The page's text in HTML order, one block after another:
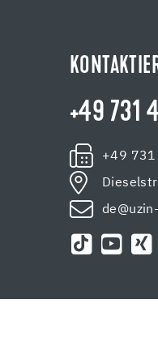
+49 731
+49